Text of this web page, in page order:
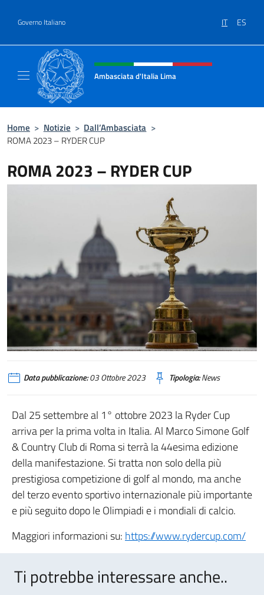
Governo Italiano IT ES
Intestazione sito, social e menù
Ambasciata d'Italia Lima
Home > Notizie > Dall’Ambasciata >
ROMA 2023 – RYDER CUP
ROMA 2023 – RYDER CUP
Data pubblicazione:03 Ottobre 2023 Tipologia:News
Dal 25 settembre al 1° ottobre 2023 la Ryder Cup
arriva per la prima volta in Italia. Al Marco Simone Golf
& Country Club di Roma si terrà la 44esima edizione
della manifestazione. Si tratta non solo della più
prestigiosa competizione di golf al mondo, ma anche
del terzo evento sportivo internazionale più importante
e più seguito dopo le Olimpiadi e i mondiali di calcio.
Maggiori informazioni su: https://www.rydercup.com/
Ti potrebbe interessare anche..